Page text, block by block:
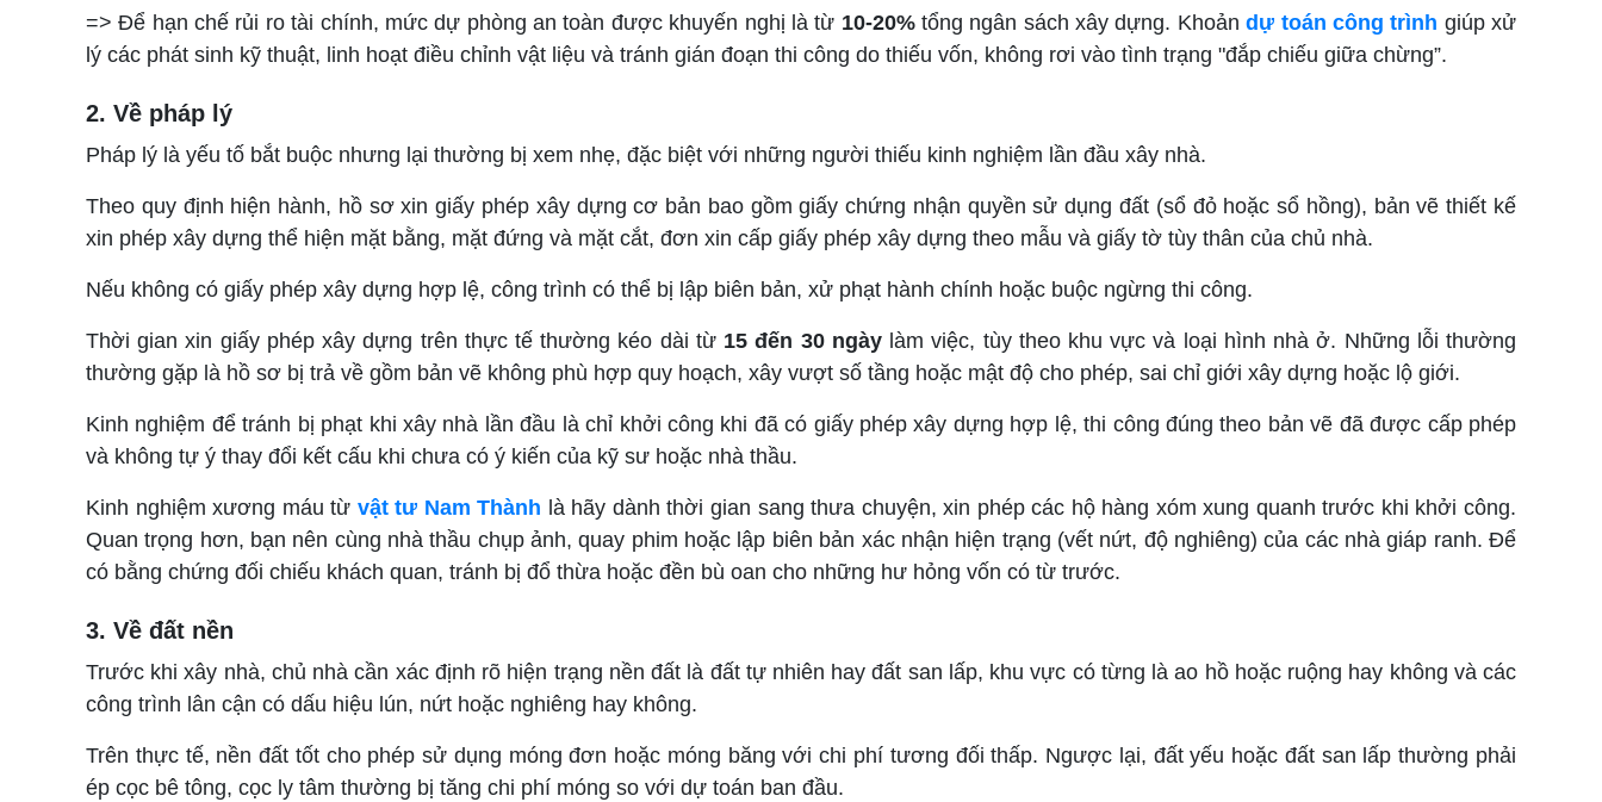
=> Để hạn chế rủi ro tài chính, mức dự phòng an toàn được khuyến nghị là từ 10-20%tổng ngân sách xây dựng. Khoảndự toán công trình giúp xử
lý các phát sinh kỹ thuật, linh hoạt điều chỉnh vật liệu và tránh gián đoạn thi công do thiếu vốn, không rơi vào tình trạng "đắp chiếu giữa chừng”.
2. Về pháp lý
Pháp lý là yếu tố bắt buộc nhưng lại thường bị xem nhẹ, đặc biệt với những người thiếu kinh nghiệm lần đầu xây nhà.
Theo quy định hiện hành, hồ sơ xin giấy phép xây dựng cơ bản bao gồm giấy chứng nhận quyền sử dụng đất (sổ đỏ hoặc sổ hồng), bản vẽ thiết kế
xin phép xây dựng thể hiện mặt bằng, mặt đứng và mặt cắt, đơn xin cấp giấy phép xây dựng theo mẫu và giấy tờ tùy thân của chủ nhà.
Nếu không có giấy phép xây dựng hợp lệ, công trình có thể bị lập biên bản, xử phạt hành chính hoặc buộc ngừng thi công.
Thời gian xin giấy phép xây dựng trên thực tế thường kéo dài từ 15 đến 30 ngàylàm việc, tùy theo khu vực và loại hình nhà ở. Những lỗi thường
thường gặp là hồ sơ bị trả về gồm bản vẽ không phù hợp quy hoạch, xây vượt số tầng hoặc mật độ cho phép, sai chỉ giới xây dựng hoặc lộ giới.
Kinh nghiệm để tránh bị phạt khi xây nhà lần đầu là chỉ khởi công khi đã có giấy phép xây dựng hợp lệ, thi công đúng theo bản vẽ đã được cấp phép
và không tự ý thay đổi kết cấu khi chưa có ý kiến của kỹ sư hoặc nhà thầu.
Kinh nghiệm xương máu từ vật tư Nam Thành là hãy dành thời gian sang thưa chuyện, xin phép các hộ hàng xóm xung quanh trước khi khởi công.
Quan trọng hơn, bạn nên cùng nhà thầu chụp ảnh, quay phim hoặc lập biên bản xác nhận hiện trạng (vết nứt, độ nghiêng) của các nhà giáp ranh. Để
có bằng chứng đối chiếu khách quan, tránh bị đổ thừa hoặc đền bù oan cho những hư hỏng vốn có từ trước.
3. Về đất nền
Trước khi xây nhà, chủ nhà cần xác định rõ hiện trạng nền đất là đất tự nhiên hay đất san lấp, khu vực có từng là ao hồ hoặc ruộng hay không và các
công trình lân cận có dấu hiệu lún, nứt hoặc nghiêng hay không.
Trên thực tế, nền đất tốt cho phép sử dụng móng đơn hoặc móng băng với chi phí tương đối thấp. Ngược lại, đất yếu hoặc đất san lấp thường phải
ép cọc bê tông, cọc ly tâm thường bị tăng chi phí móng so với dự toán ban đầu.